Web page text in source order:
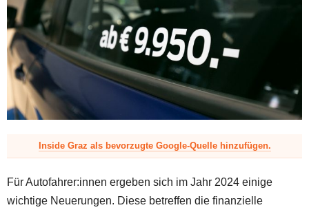
Inside Graz als bevorzugte Google-Quelle hinzufügen.
Für Autofahrer:innen ergeben sich im Jahr 2024 einige
wichtige Neuerungen. Diese betreffen die finanzielle